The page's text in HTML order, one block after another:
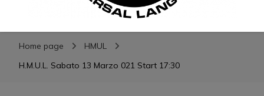
H.M.U.L.
www.housemusicuniversallanguage.com
Home page
HMUL
H.M.U.L. Sabato 13 Marzo 021 Start 17:30